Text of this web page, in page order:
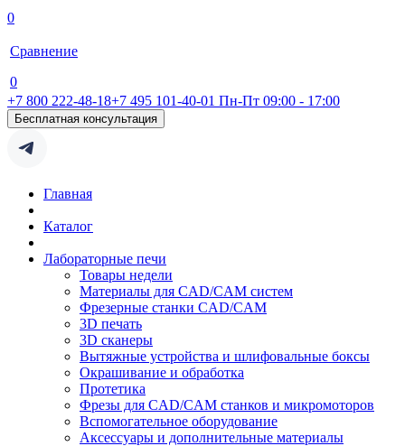
0
Сравнение
0
+7 800 222-48-18+7 495 101-40-01 Пн-Пт 09:00 - 17:00
Бесплатная консультация
Главная
Каталог
Лабораторные печи
Товары недели
Материалы для CAD/CAM систем
Фрезерные станки CAD/CAM
3D печать
3D сканеры
Вытяжные устройства и шлифовальные боксы
Окрашивание и обработка
Протетика
Фрезы для CAD/CAM станков и микромоторов
Вспомогательное оборудование
Аксессуары и дополнительные материалы